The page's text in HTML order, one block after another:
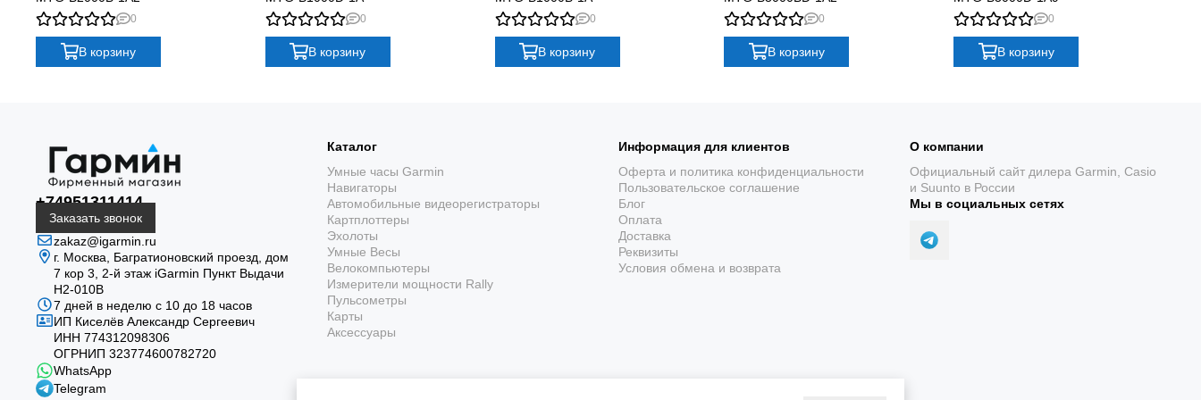
Casio G-SHOCK MTG-B1000-1A - отличный выбор для тех, кто ценит надежные, функциональные и стильные часы. Они идеально подойдут для:
Тех, кто ищет качественные и долговечные часы.
В заключение:
Casio G-SHOCK MTG-B1000-1A - это инвестиция в надежность, функциональность и стиль. Эти часы станут надежным спутником в любых условиях и подчеркнут индивидуальность своего
0
В корзину
0
В корзину
0
В корзину
0
В корзину
0
В корзину
+74951311414
Заказать звонок
zakaz@igarmin.ru
г. Москва, Багратионовский проезд, дом
7 кор 3, 2-й этаж iGarmin Пункт Выдачи
Н2-010В
7 дней в неделю с 10 до 18 часов
ИП Киселёв Александр Сергеевич
ИНН 774312098306
ОГРНИП 323774600782720
WhatsApp
Telegram
Каталог
Умные часы Garmin
Навигаторы
Автомобильные видеорегистраторы
Картплоттеры
Эхолоты
Умные Весы
Велокомпьютеры
Измерители мощности Rally
Пульсометры
Карты
Аксессуары
Информация для клиентов
Оферта и политика конфиденциальности
Пользовательское соглашение
Блог
Оплата
Доставка
Реквизиты
Условия обмена и возврата
О компании
Официальный сайт дилера Garmin, Casio
и Suunto в России
Мы в социальных сетях